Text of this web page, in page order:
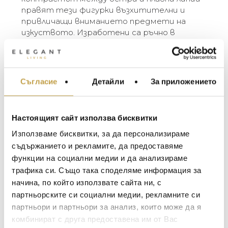
Съгласие Детайли За приложението
Настоящият сайт използва бисквитки
Използваме бисквитки, за да персонализираме
съдържанието и рекламите, да предоставяме
функции на социални медии и да анализираме
трафика си. Също така споделяме информация за
начина, по който използвате сайта ни, с
партньорските си социални медии, рекламните си
партньори и партньори за анализ, които може да я
комбинират с друга предоставена им от Вас
правят тези фигурки възхитителни и
привличащи вниманието предмети на
изкуството. Изработени са ръчно в
Terra. Музите се предлагат в три цвята
размера (small, plus, large). Разликите в
цвета и размера са естествен резултат
от занаятчийския производствен процес.
The Muses are elegant ceramic figurines
designed by the Belgian sculptor Renaat
Ramon. They are characters from Greek
mythology and represent the daughters of the
gods Zeus and Mnemosyne. In ancient tales,
the Muses are regarded as inspirational
goddesses of literature, science and the arts.
The subtle femininity and the contrast between
sharp and smooth lines make these figurines
enrapturing and eye-catching art objects. They
МЕБЕЛИ ЗА ДОМА И
ЗА МАСАТА
ТЕКСТИЛ ЗА ДОМА
АРОМАТИ ЗА ДОМА
ИЗКУСТВО И КНИГИ
ВИСОК КЛАС
BACCARAT
TOM DIXON
MICHAEL ARAM
ASSOULINE
SELETTI